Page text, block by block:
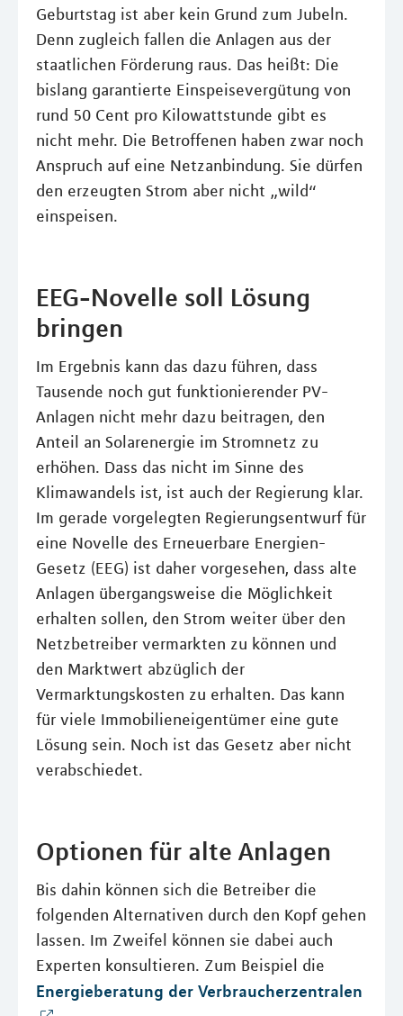
Geburtstag ist aber kein Grund zum Jubeln.
Denn zugleich fallen die Anlagen aus der
staatlichen Förderung raus. Das heißt: Die
bislang garantierte Einspeisevergütung von
rund 50 Cent pro Kilowattstunde gibt es
nicht mehr. Die Betroffenen haben zwar noch
Anspruch auf eine Netzanbindung. Sie dürfen
den erzeugten Strom aber nicht „wild“
einspeisen.
EEG-Novelle soll Lösung
bringen
Im Ergebnis kann das dazu führen, dass
Tausende noch gut funktionierender PV-
Anlagen nicht mehr dazu beitragen, den
Anteil an Solarenergie im Stromnetz zu
erhöhen. Dass das nicht im Sinne des
Klimawandels ist, ist auch der Regierung klar.
Im gerade vorgelegten Regierungsentwurf für
eine Novelle des Erneuerbare Energien-
Gesetz (EEG) ist daher vorgesehen, dass alte
Anlagen übergangsweise die Möglichkeit
erhalten sollen, den Strom weiter über den
Netzbetreiber vermarkten zu können und
den Marktwert abzüglich der
Vermarktungskosten zu erhalten. Das kann
für viele Immobilieneigentümer eine gute
Lösung sein. Noch ist das Gesetz aber nicht
verabschiedet.
Optionen für alte Anlagen
Bis dahin können sich die Betreiber die
folgenden Alternativen durch den Kopf gehen
lassen. Im Zweifel können sie dabei auch
Experten konsultieren. Zum Beispiel die
Energieberatung der Verbraucherzentralen